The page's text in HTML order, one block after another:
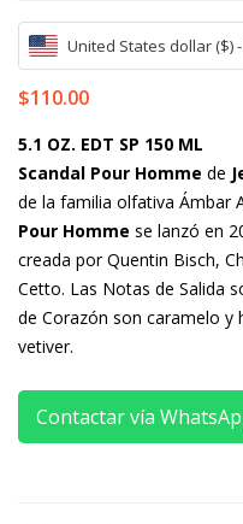
United States dollar ($) -
$110.00
5.1 OZ. EDT SP 150 ML
Scandal Pour Homme de
de la familia olfativa Ámbar
Pour Homme se lanzó en
creada por Quentin Bisch,
Cetto. Las Notas de Salida
de Corazón son caramelo y
vetiver.
Contactar vía